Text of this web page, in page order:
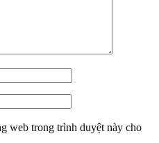
web trong trình duyệt này cho